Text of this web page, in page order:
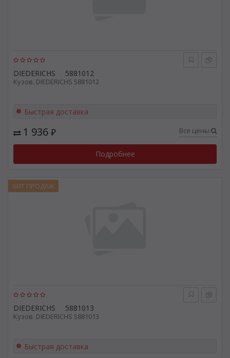
DIEDERICHS 5881012
Кузов. DIEDERICHS 5881012
Быстрая доставка
1 936 ₽ Все цены
Подробнее
DIEDERICHS 5881013
Кузов. DIEDERICHS 5881013
ХИТ ПРОДАЖ
Быстрая доставка